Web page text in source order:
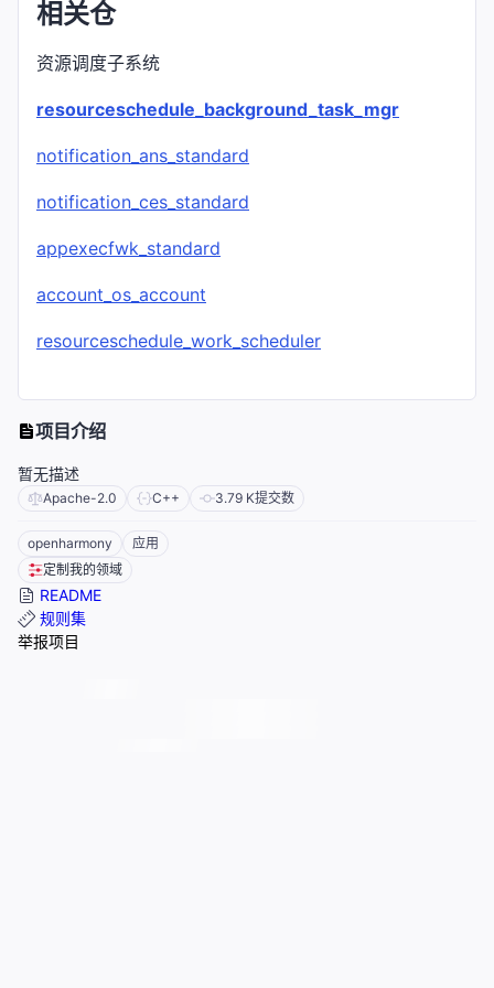
相关仓
资源调度子系统
resourceschedule_background_task_mgr
notification_ans_standard
notification_ces_standard
appexecfwk_standard
account_os_account
resourceschedule_work_scheduler
项目介绍
暂无描述
Apache-2.0 C++ 3.79 K提交数
openharmony
应用
定制我的领域
README
规则集
举报项目